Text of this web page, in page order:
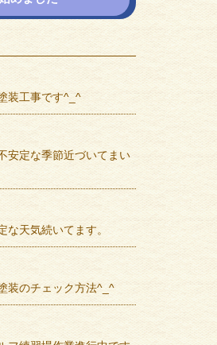
装工事です^_^
安定な季節近づいてまい
天気続いてます。
のチェック方法^_^